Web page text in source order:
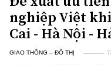
nghiệp Việt
Cai - Hà Nội -
GIAO THÔNG – ĐÔ THỊ